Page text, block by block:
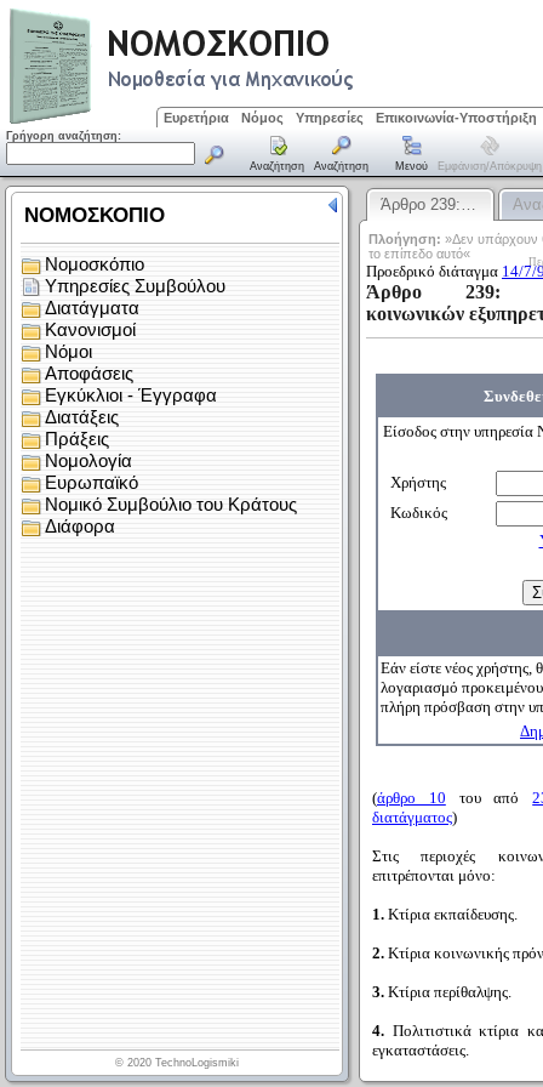
Ευρετήρια Νόμος Υπηρεσίες Επικοινωνία-Υποστήριξη
Γρήγορη αναζήτηση:
Αναζήτηση Αναζήτηση Μενού Εμφάνιση/απόκρυψη
Άρθρο 239:…